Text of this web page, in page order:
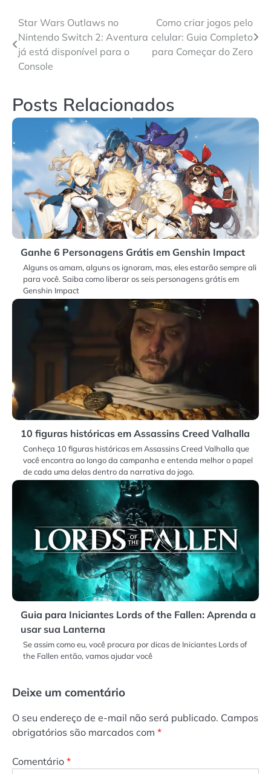
Navegação
de
Post
Star Wars Outlaws no
Nintendo Switch 2: Aventura
já está disponível para o
Console
Como criar jogos pelo
celular: Guia Completo
para Começar do Zero
Posts Relacionados
Ganhe 6 Personagens Grátis em Genshin Impact
Alguns os amam, alguns os ignoram, mas, eles estarão sempre ali
para você. Saiba como liberar os seis personagens grátis em
Genshin Impact
10 figuras históricas em Assassins Creed Valhalla
Conheça 10 figuras históricas em Assassins Creed Valhalla que
você encontra ao longo da campanha e entenda melhor o papel
de cada uma delas dentro da narrativa do jogo.
Guia para Iniciantes Lords of the Fallen: Aprenda a
usar sua Lanterna
Se assim como eu, você procura por dicas de Iniciantes Lords of
the Fallen então, vamos ajudar você
Deixe um comentário
O seu endereço de e-mail não será publicado. Campos
obrigatórios são marcados com *
Comentário *